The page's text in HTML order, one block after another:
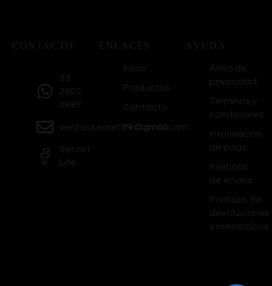
CONTACTO
33
2802
0887
ventassecretlife@gmail.com
Secret
Life
ENLACES
Inicio
Productos
Contacto
Mi Cuenta
AYUDA
Aviso de
privacidad
Términos y
condiciones
Información
de pago
Políticas
de envíos
Políticas de
devoluciones
y reembolsos